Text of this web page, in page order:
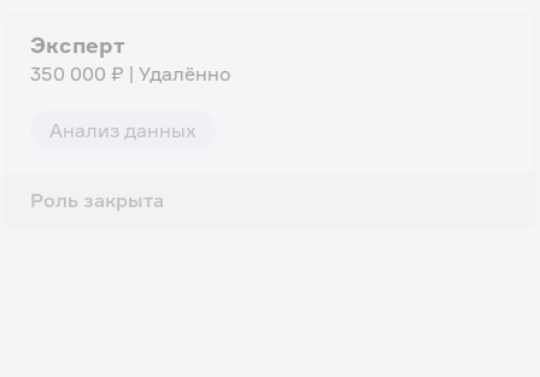
Эксперт
350 000 ₽ | Удалённо
Анализ данных
Роль закрыта